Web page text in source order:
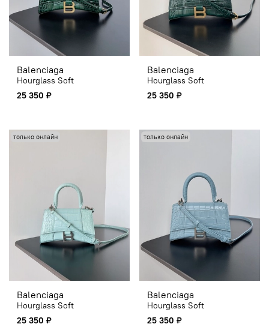
Balenciaga
Hourglass Soft
25 350 ₽
Balenciaga
Hourglass Soft
25 350 ₽
только онлайн
Balenciaga
Hourglass Soft
25 350 ₽
только онлайн
Balenciaga
Hourglass Soft
25 350 ₽